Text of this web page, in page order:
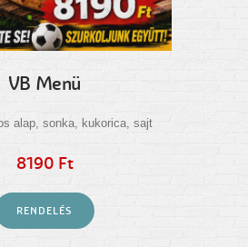
VB Menü
alap, sonka, kukorica, sajt
8190 Ft
RENDELÉS